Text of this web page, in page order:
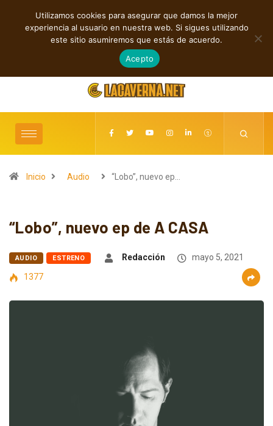
TENDENCIAS
Indie rock, folk y electrónica: estrenos independientes destacados
agosto 6, 2026
Inicio Audio “Lobo”, nuevo ep…
“Lobo”, nuevo ep de A CASA
AUDIO ESTRENO Redacción
mayo 5, 2021
1377
Utilizamos cookies para asegurar que damos la mejor
experiencia al usuario en nuestra web. Si sigues utilizando
este sitio asumiremos que estás de acuerdo.
Acepto